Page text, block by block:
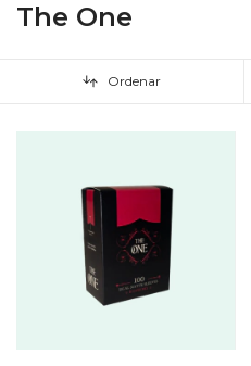
The One
Ordenar